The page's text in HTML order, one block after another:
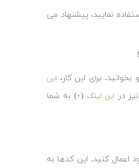
نمایید، پیشنهاد می
بخوانید. برای این کار، این
در این لینک (
+) به شما
اعمال کنید. این کدها به